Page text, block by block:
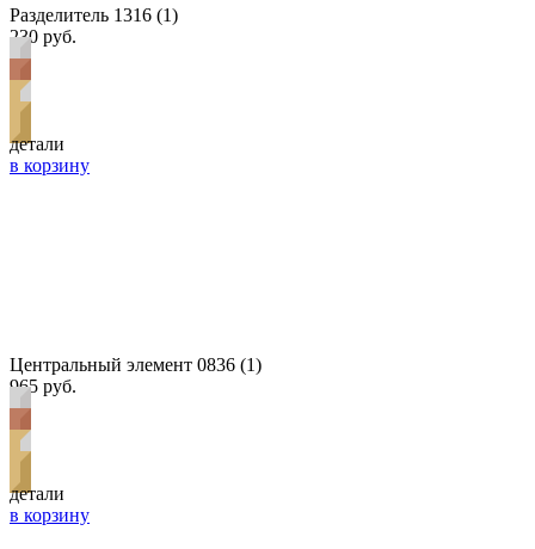
Разделитель 1316 (1)
230 руб.
детали
в корзину
Центральный элемент 0836 (1)
965 руб.
детали
в корзину